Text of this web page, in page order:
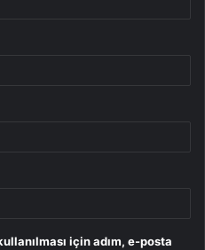
için adım, e-posta